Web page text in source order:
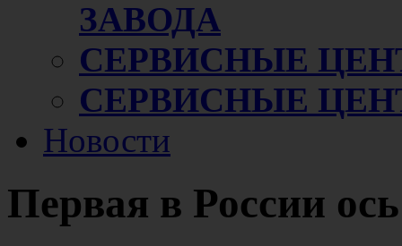
ЗАВОДА
СЕРВИСНЫЕ
СЕРВИСНЫЕ
Новости
Первая в России